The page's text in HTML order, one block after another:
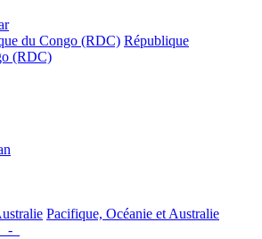
du Congo (RDC) République
(RDC)
Pacifique, Océanie et Australie
_